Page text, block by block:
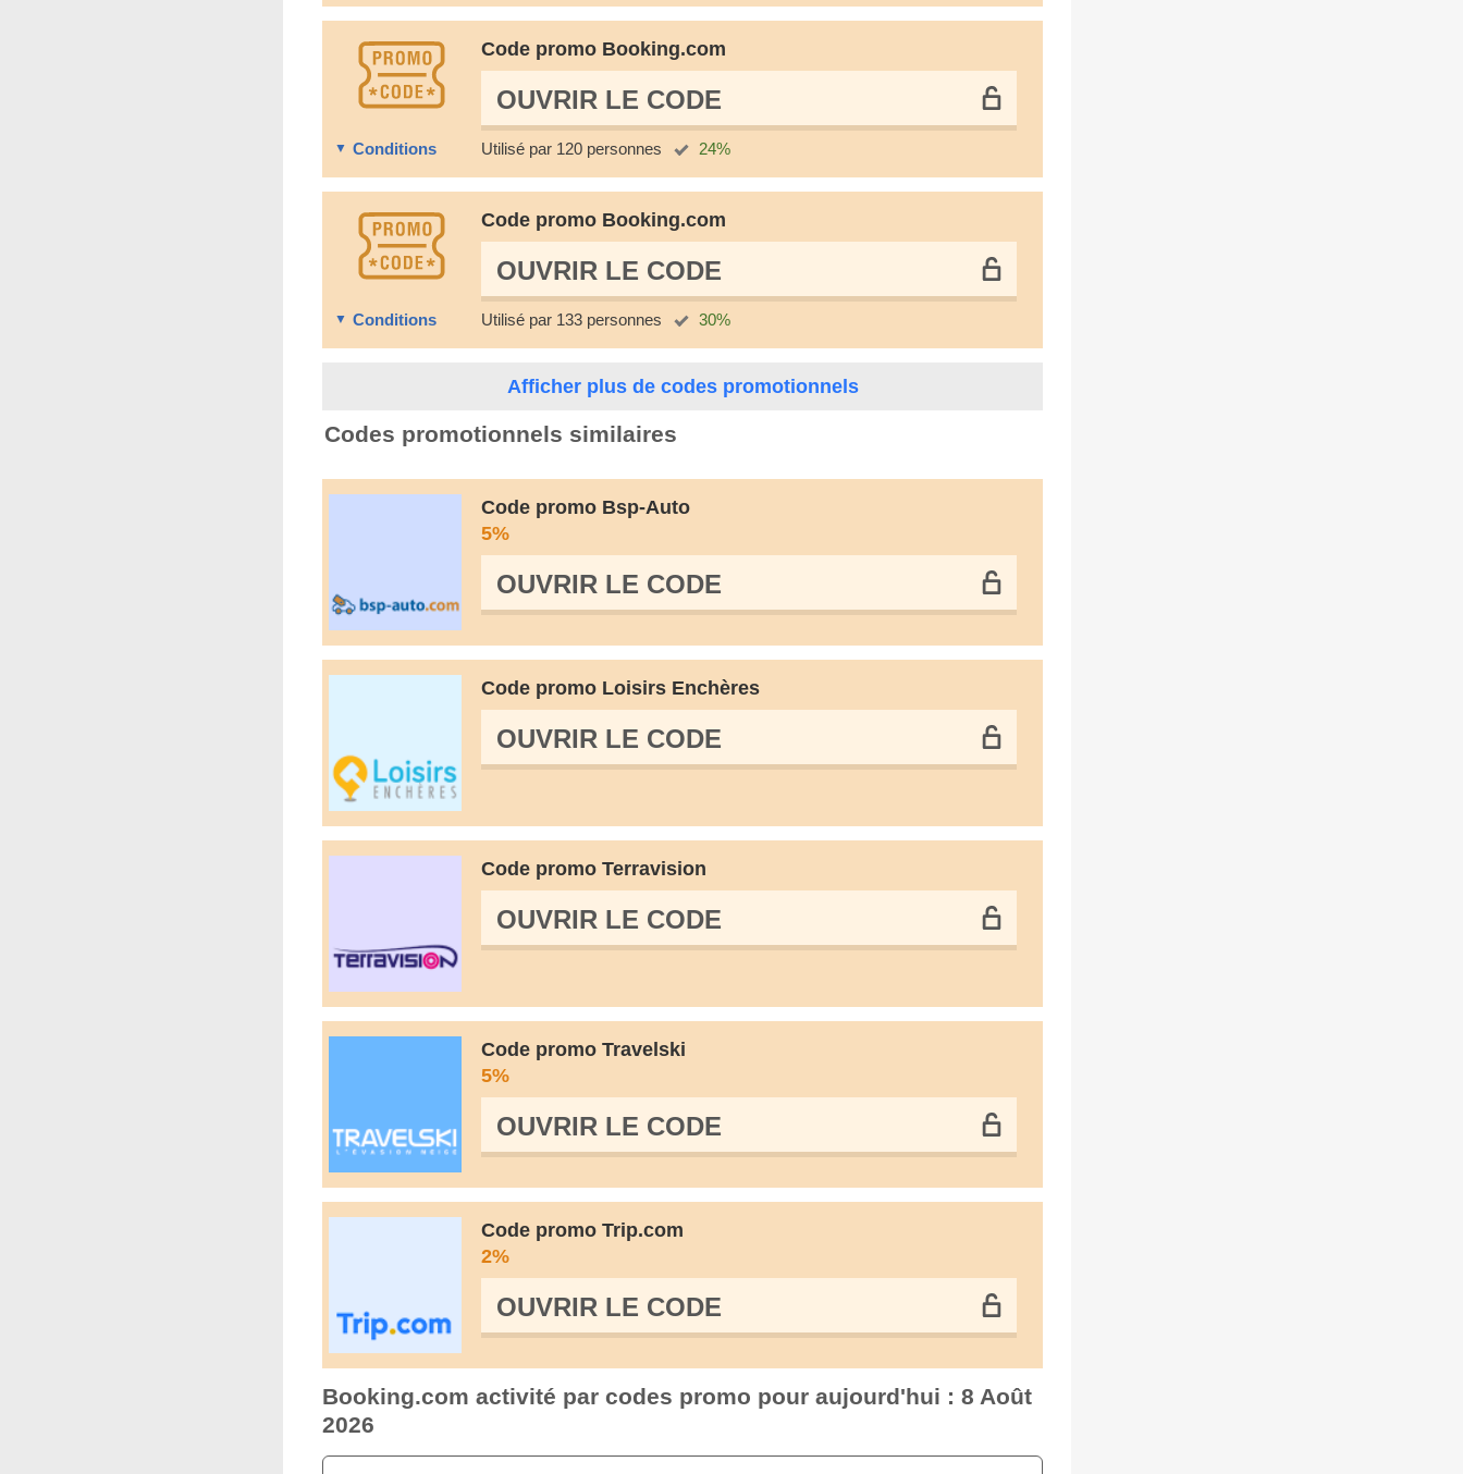
Code promo Booking.com
OUVRIR LE СODE
Conditions Utilisé par 120 personnes 24%
Code promo Booking.com
OUVRIR LE СODE
Conditions Utilisé par 133 personnes 30%
Afficher plus de codes promotionnels
Codes promotionnels similaires
Code promo Bsp-Auto
5%
OUVRIR LE СODE
Code promo Loisirs Enchères
OUVRIR LE СODE
Code promo Terravision
OUVRIR LE СODE
Code promo Travelski
5%
OUVRIR LE СODE
Code promo Trip.com
2%
OUVRIR LE СODE
Booking.com activité par codes promo pour aujourd'hui : 8 Août
2026